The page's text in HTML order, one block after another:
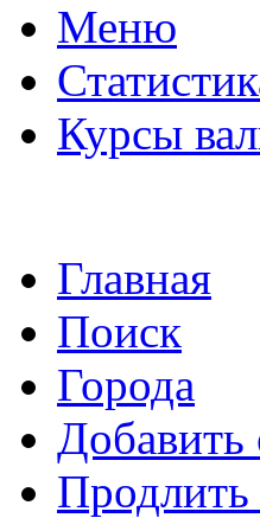
Меню
Курсы
Главная
Поиск
Города
Добавить
Продлить